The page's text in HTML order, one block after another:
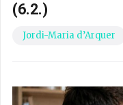
(6.2.)
Jordi-Maria d’Arquer